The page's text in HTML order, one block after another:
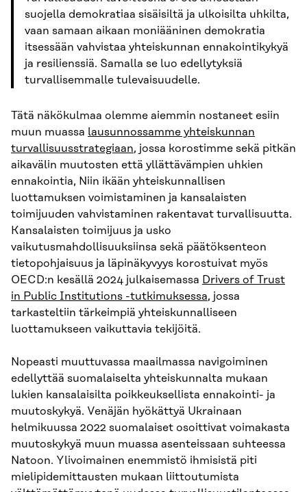
suojella demokratiaa sisäisiltä ja ulkoisilta uhkilta,
vaan samaan aikaan moniääninen demokratia
itsessään vahvistaa yhteiskunnan ennakointikykyä
ja resilienssiä. Samalla se luo edellytyksiä
turvallisemmalle tulevaisuudelle.
Tätä näkökulmaa olemme aiemmin nostaneet esiin
muun muassa lausunnossamme yhteiskunnan
turvallisuusstrategiaan, jossa korostimme sekä pitkän
aikavälin muutosten että yllättävämpien uhkien
ennakointia, Niin ikään yhteiskunnallisen
luottamuksen voimistaminen ja kansalaisten
toimijuuden vahvistaminen rakentavat turvallisuutta.
Kansalaisten toimijuus ja usko
vaikutusmahdollisuuksiinsa sekä päätöksenteon
tietopohjaisuus ja läpinäkyvyys korostuivat myös
OECD:n kesällä 2024 julkaisemassa Drivers of Trust
in Public Institutions -tutkimuksessa, jossa
tarkasteltiin tärkeimpiä yhteiskunnalliseen
luottamukseen vaikuttavia tekijöitä.
Nopeasti muuttuvassa maailmassa navigoiminen
edellyttää suomalaiselta yhteiskunnalta mukaan
lukien kansalaisilta poikkeuksellista ennakointi- ja
muutoskykyä. Venäjän hyökättyä Ukrainaan
helmikuussa 2022 suomalaiset osoittivat voimakasta
muutoskykyä muun muassa asenteissaan suhteessa
Natoon. Ylivoimainen enemmistö ihmisistä piti
mielipidemittausten mukaan liittoutumista